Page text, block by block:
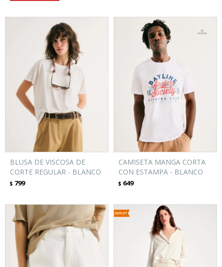
BLUSA DE VISCOSA DE
CORTE REGULAR - BLANCO
$ 799
CAMISETA MANGA CORTA
CON ESTAMPA - BLANCO
$ 649